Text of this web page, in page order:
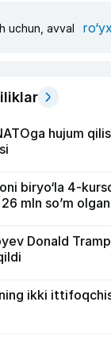
uchun, avval
hujum
biryo‘la 4-
mln so’m
Donald
ikki